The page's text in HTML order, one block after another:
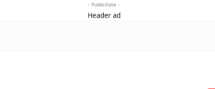
- Publicitate -
Header ad